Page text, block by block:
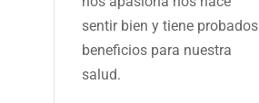
sentir bien y tiene probados
beneficios para nuestra
salud.